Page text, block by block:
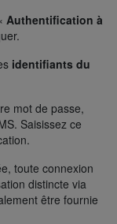
Authentification à
identifiants du
mot de passe,
Saisissez ce
toute connexion
distincte via
être fournie